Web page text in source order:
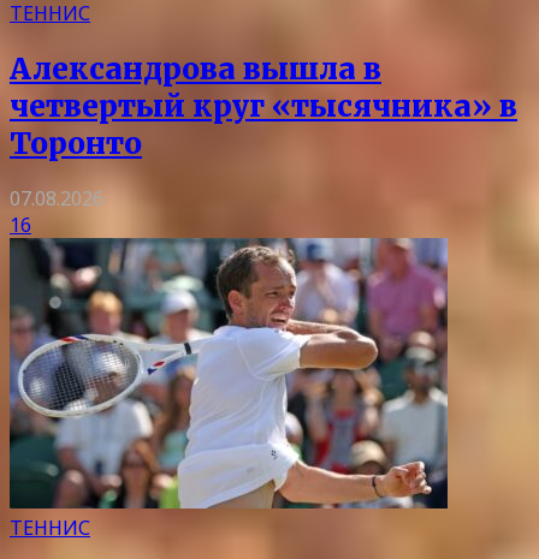
ТЕННИС
Александрова вышла в
четвертый круг «тысячника» в
Торонто
07.08.2026
16
ТЕННИС